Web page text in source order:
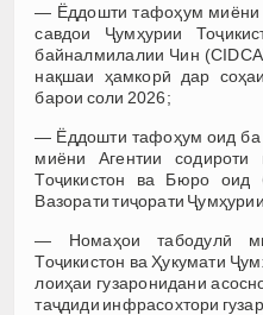
— Ёддошти тафоҳум миёни
савдои Ҷумҳурии
байналмилалии Чин
нақшаи ҳамкорӣ дар
барои соли 2026;
— Ёддошти тафоҳум оид ба
миёни Агентии содироти
Тоҷикистон ва Бюро оид
Вазорати тиҷорати
— Номаҳои табодулӣ
Тоҷикистон ва Ҳукумати
лоиҳаи гузаронидани
таҷдиди инфрасохтори